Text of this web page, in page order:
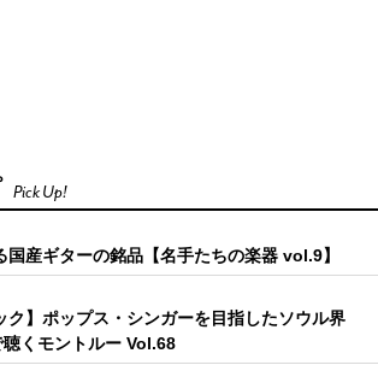
Pick Up!
国産ギターの銘品【名手たちの楽器 vol.9】
ク】ポップス・シンガーを目指したソウル界
くモントルー Vol.68